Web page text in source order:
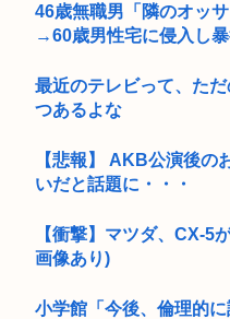
46歳無職男「隣のオッ
→60歳男性宅に侵入し
最近のテレビって、た
つあるよな
【悲報】 AKB公演後の
いだと話題に・・・
【衝撃】マツダ、CX-
画像あり)
小学館「今後、倫理的